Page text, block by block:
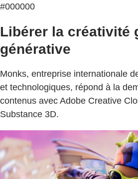
#000000
Libérer la créativité
générative
Monks, entreprise internationale
et technologiques, répond à la
contenus avec Adobe Creative
Substance 3D.